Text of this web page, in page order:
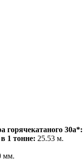
горячекатаного 30а*:
1 тонне: 25.53 м.
мм.